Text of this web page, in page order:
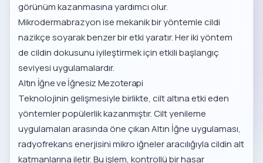
görünüm kazanmasına yardımcı olur.
Mikrodermabrazyon ise mekanik bir yöntemle cildi
nazikçe soyarak benzer bir etki yaratır. Her iki yöntem
de cildin dokusunu iyileştirmek için etkili başlangıç
seviyesi uygulamalardır.
Altın İğne ve İğnesiz Mezoterapi
Teknolojinin gelişmesiyle birlikte, cilt altına etki eden
yöntemler popülerlik kazanmıştır.Cilt yenileme
uygulamalarıarasında öne çıkanAltın İğne uygulaması,
radyofrekans enerjisini mikro iğneler aracılığıyla cildin alt
katmanlarına iletir. Bu işlem, kontrollü bir hasar